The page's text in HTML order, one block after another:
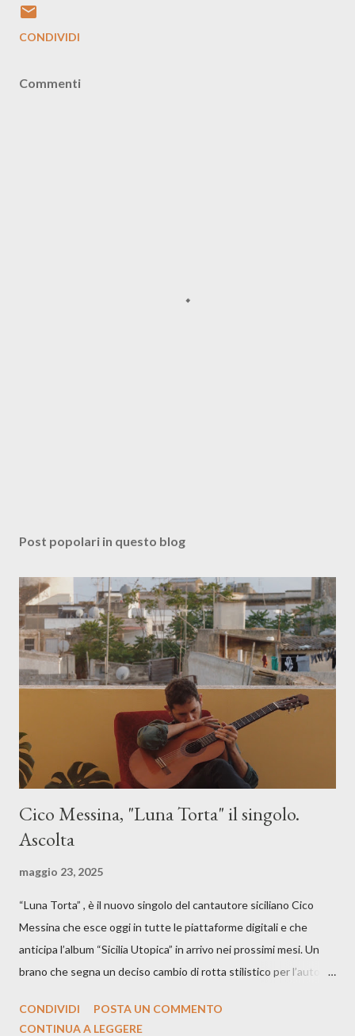
CONDIVIDI
Commenti
Post popolari in questo blog
Cico Messina, "Luna Torta" il singolo.
Ascolta
maggio 23, 2025
“Luna Torta” , è il nuovo singolo del cantautore siciliano Cico
Messina che esce oggi in tutte le piattaforme digitali e che
anticipa l’album “Sicilia Utopica” in arrivo nei prossimi mesi. Un
brano che segna un deciso cambio di rotta stilistico per l’autore
testo ibrido tra italiano e siciliano, e un’urgenza espressiva che
CONDIVIDI
POSTA UN COMMENTO
CONTINUA A LEGGERE